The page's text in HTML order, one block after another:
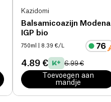
Kazidomi
Balsamicoazijn Modena
IGP bio
750ml | 8.39 €/L
4.89 € 6.99 €
Toevoegen aan
mandje